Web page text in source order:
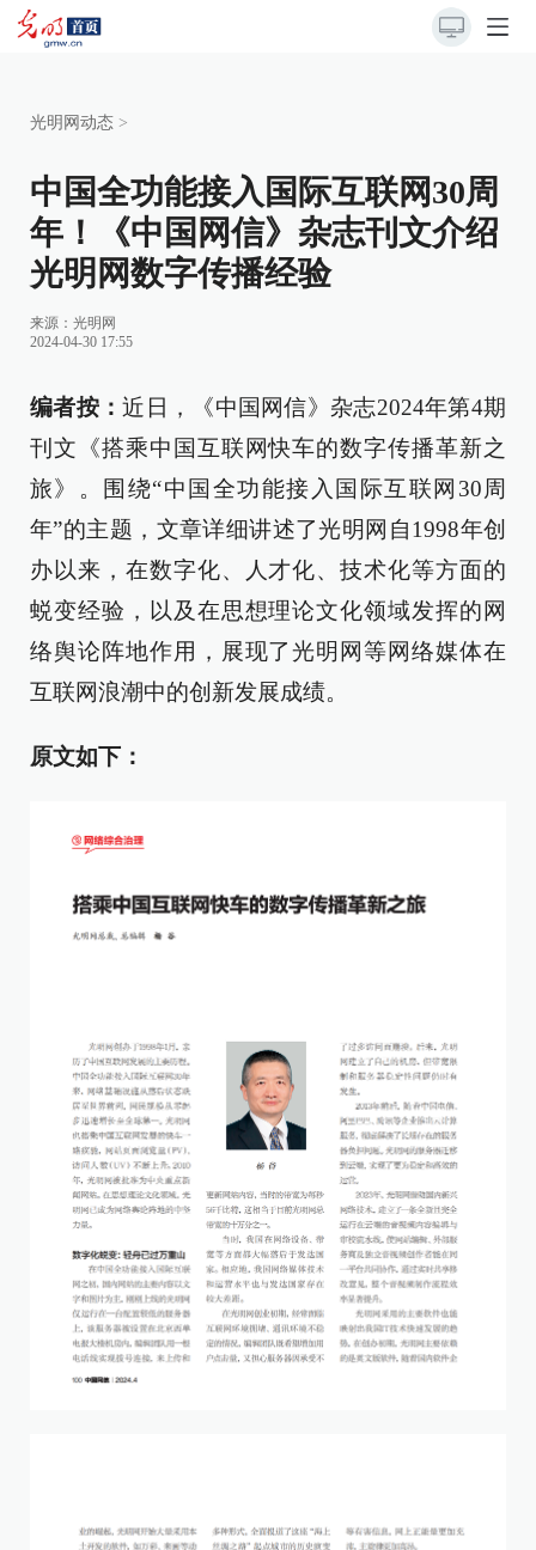
光明网动态 >
中国全功能接入国际互联网30周
年！《中国网信》杂志刊文介绍
光明网数字传播经验
来源： 光明网
2024-04-30 17:55
编者按：近日，《中国网信》杂志2024年第4期
刊文《搭乘中国互联网快车的数字传播革新之
旅》。围绕“中国全功能接入国际互联网30周
年”的主题，文章详细讲述了光明网自1998年创
办以来，在数字化、人才化、技术化等方面的
蜕变经验，以及在思想理论文化领域发挥的网
络舆论阵地作用，展现了光明网等网络媒体在
互联网浪潮中的创新发展成绩。
原文如下：